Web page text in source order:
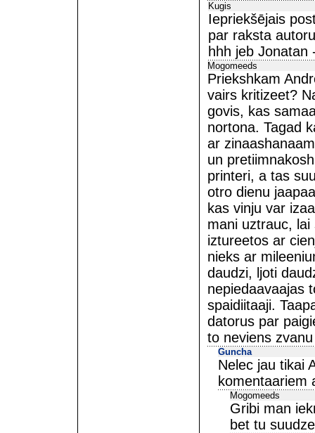
Kugis
Iepriekšējais
par raksta
hhh jeb
Mogomeeds
Priekshkam
vairs kritizeet?
govis, kas
nortona. Tagad
ar
un
printeri, a tas
otro dienu
kas vinju var
mani uztrauc,
iztureetos ar
nieks ar
daudzi, ljoti
nepiedaavaajas
spaidiitaaji.
datorus par
to neviens
Guncha
Nelec jau tikai
komentaariem
Mogomeeds
Gribi man
bet tu